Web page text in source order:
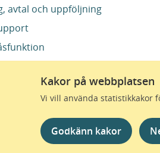
Kakor på webbplatsen
Vi vill använda statistikkakor
Godkänn kakor
avtal och uppföljning
omtanke skapas de
sjukvård – i Skåne.